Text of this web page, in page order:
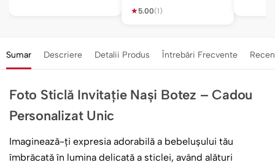
★5.00(1)
Sumar Descriere Detalii Produs Întrebări Frecvente
Foto Sticlă Invitație Nași Botez – Cadou
Personalizat Unic
Imaginează-ți expresia adorabilă a bebelușului tău
îmbrăcată în lumina delicată a sticlei, având alături